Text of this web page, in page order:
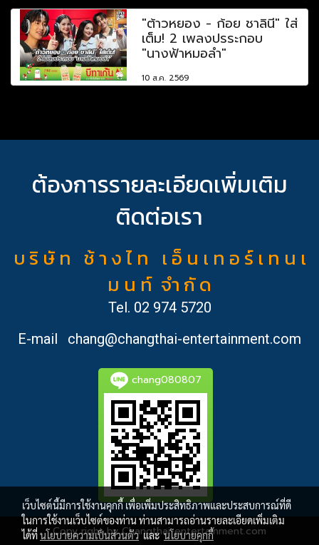
"ต้าวหยอง - ก้อย ชาลินี" ใส่
เต็ม! 2 เพลงปรระกอบ
"นางฟ้าหมอลำ"
10 ส.ค. 2569
ต้องการรายละเอียดเพิ่มเติม
ติดต่อเรา
บ ริ ษั ท ช้ า ง ไ ท เ อ็ น เ ท อ ร์ เ ท น เ
ม น ท์ จำ กั ด
Tel. 02 974 5720
E-mail
chang@changthai-entertainment.com
chang080807
Copy right by Changthai-entertainment.com
เว็บไซต์นี้มีการใช้งานคุกกี้ เพื่อเพิ่มประสิทธิภาพและประสบการณ์ที่ดี
ในการใช้งานเว็บไซต์ของท่าน ท่านสามารถอ่านรายละเอียดเพิ่มเติม
ได้ที่นโยบายความเป็นส่วนตัวและนโยบายคุกกี้